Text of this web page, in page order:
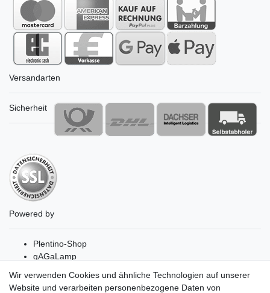
Versandarten
Sicherheit
Powered by
Plentino-Shop
gAGaLamp
Wir verwenden Cookies und ähnliche Technologien auf unserer
Website und verarbeiten personenbezogene Daten von